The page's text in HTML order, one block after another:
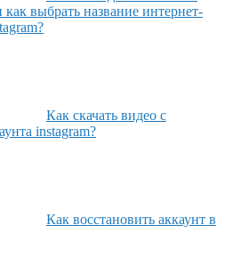
как выбрать название интернет-
Как скачать видео с
instagram?
Как восстановить аккаунт в